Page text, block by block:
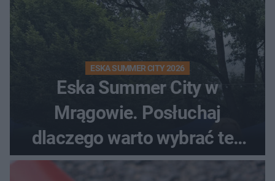
ESKA SUMMER CITY 2026
Eska Summer City w
Mrągowie. Posłuchaj
dlaczego warto wybrać ten
kierunek na urlop!